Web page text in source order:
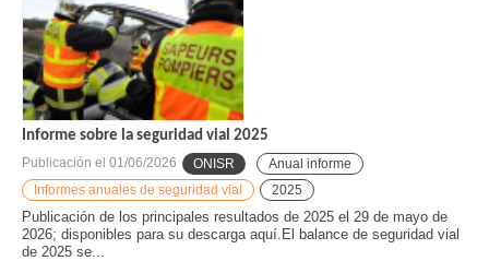
Informe sobre la seguridad vial 2025
Publicación el 01/06/2026 ONISR
Anual informe
Informes anuales de seguridad vial
2025
Publicación de los principales resultados de 2025 el 29 de mayo de
2026; disponibles para su descarga aquí.El balance de seguridad vial
de 2025 se...